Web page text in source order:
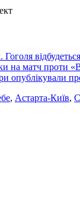
Гоголя
на матч проти
опублікували
, Астарта-Київ,